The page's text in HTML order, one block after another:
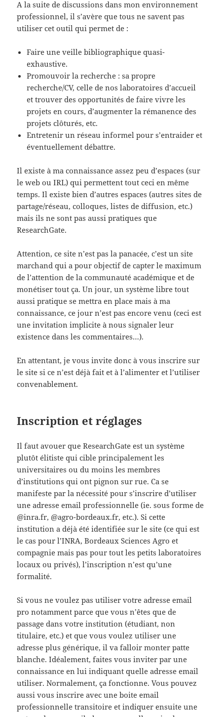
A la suite de discussions dans mon environnement
professionnel, il s’avère que tous ne savent pas
utiliser cet outil qui permet de :
Faire une veille bibliographique quasi-
exhaustive.
Promouvoir la recherche : sa propre
recherche/CV, celle de nos laboratoires d’accueil
et trouver des opportunités de faire vivre les
projets en cours, d’augmenter la rémanence des
projets clôturés, etc.
Entretenir un réseau informel pour s’entraider et
éventuellement débattre.
Il existe à ma connaissance assez peu d’espaces (sur
le web ou IRL) qui permettent tout ceci en même
temps. Il existe bien d’autres espaces (autres sites de
partage/réseau, colloques, listes de diffusion, etc.)
mais ils ne sont pas aussi pratiques que
ResearchGate.
Attention, ce site n’est pas la panacée, c’est un site
marchand qui a pour objectif de capter le maximum
de l’attention de la communauté académique et de
monétiser tout ça. Un jour, un système libre tout
aussi pratique se mettra en place mais à ma
connaissance, ce jour n’est pas encore venu (ceci est
une invitation implicite à nous signaler leur
existence dans les commentaires…).
En attentant, je vous invite donc à vous inscrire sur
le site si ce n’est déjà fait et à l’alimenter et l’utiliser
convenablement.
Inscription et réglages
Il faut avouer que ResearchGate est un système
plutôt élitiste qui cible principalement les
universitaires ou du moins les membres
d’institutions qui ont pignon sur rue. Ca se
manifeste par la nécessité pour s’inscrire d’utiliser
une adresse email professionnelle (ie. sous forme de
@inra.fr, @agro-bordeaux.fr, etc.). Si cette
institution a déjà été identifiée sur le site (ce qui est
le cas pour l’INRA, Bordeaux Sciences Agro et
compagnie mais pas pour tout les petits laboratoires
locaux ou privés), l’inscription n’est qu’une
formalité.
Si vous ne voulez pas utiliser votre adresse email
pro notamment parce que vous n’êtes que de
passage dans votre institution (étudiant, non
titulaire, etc.) et que vous voulez utiliser une
adresse plus générique, il va falloir monter patte
blanche. Idéalement, faites vous inviter par une
connaissance en lui indiquant quelle adresse email
utiliser. Normalement, ça fonctionne. Vous pouvez
aussi vous inscrire avec une boite email
professionnelle transitoire et indiquer ensuite une